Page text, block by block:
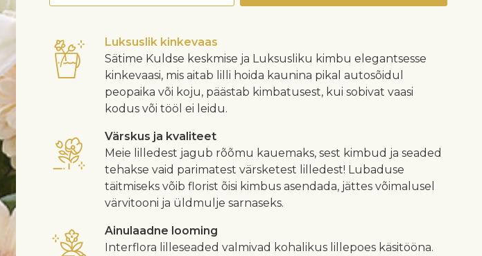
Luksuslik kinkevaas
Sätime Kuldse keskmise ja Luksusliku kimbu elegantsesse
kinkevaasi, mis aitab lilli hoida kaunina pikal autosõidul
peopaika või koju, päästab kimbatusest, kui sobivat vaasi
kodus või tööl ei leidu.
Värskus ja kvaliteet
Meie lilledest jagub rõõmu kauemaks, sest kimbud ja seaded
tehakse vaid parimatest värsketest lilledest! Lubaduse
täitmiseks võib florist õisi kimbus asendada, jättes võimalusel
värvitooni ja üldmulje sarnaseks.
Ainulaadne looming
Interflora lilleseaded valmivad kohalikus lillepoes käsitööna.